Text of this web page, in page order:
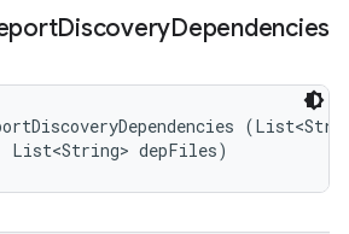
DiscoveryDependencies
List<String> depFiles)